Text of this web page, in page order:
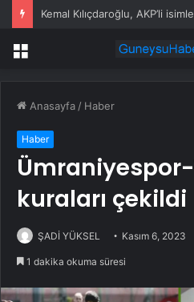
Kemal Kılıçdaroğlu, AKP’li
Menü
Anasayfa / Haber
Haber
kuraları çekildi
ŞADİ YÜKSEL Kasım 6, 2023
1 dakika okuma süresi